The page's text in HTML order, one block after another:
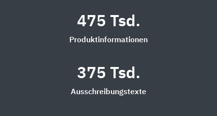
475 Tsd.
Produktinformationen
375 Tsd.
Ausschreibungstexte